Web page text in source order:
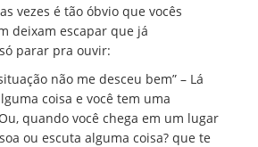
vezes é tão óbvio que vocês
deixam escapar que já
parar pra ouvir:
não me desceu bem” – Lá
coisa e você tem uma
quando você chega em um lugar
ou escuta alguma coisa? que te